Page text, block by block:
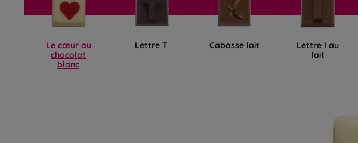
Le cœur au
chocolat
blanc
Lettre T Cabosse lait Lettre I au
lait